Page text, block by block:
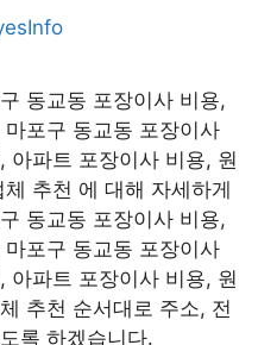
동교동 포장이사 비용,
포구 동교동 포장이사
아파트 포장이사 비용, 원
추천 에 대해 자세하게
동교동 포장이사 비용,
포구 동교동 포장이사
아파트 포장이사 비용, 원
추천 순서대로 주소, 전
록 하겠습니다.